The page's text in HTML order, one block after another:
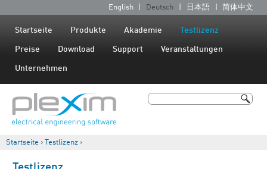
Jump to navigation
S
e
n
English Deutsch 日本語 简体中文
Startseite Produkte Akademie Testlizenz
Preise Download Support Veranstaltungen
Unternehmen
Suche
Startseite › Testlizenz ›